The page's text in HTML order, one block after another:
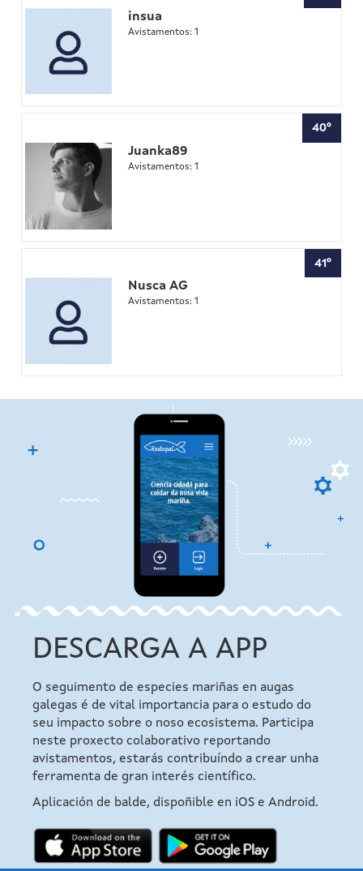
insua
Avistamentos: 1
40º
Juanka89
Avistamentos: 1
41º
Nusca AG
Avistamentos: 1
DESCARGA A APP
O seguimento de especies mariñas en augas
galegas é de vital importancia para o estudo do
seu impacto sobre o noso ecosistema. Participa
neste proxecto colaborativo reportando
avistamentos, estarás contribuíndo a crear unha
ferramenta de gran interés científico.
Aplicación de balde, dispoñible en iOS e Android.